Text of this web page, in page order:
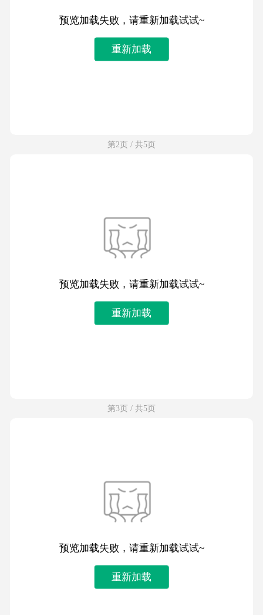
预览加载失败，请重新加载试试~
重新加载
第2页 / 共5页
预览加载失败，请重新加载试试~
重新加载
第3页 / 共5页
预览加载失败，请重新加载试试~
重新加载